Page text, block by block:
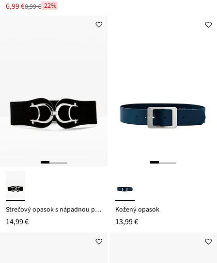
Nová
cena
6,99 €
Zľava8,99 €-22%
Strečový opasok s nápadnou prackou
14,99 €
Kožený opasok
13,99 €